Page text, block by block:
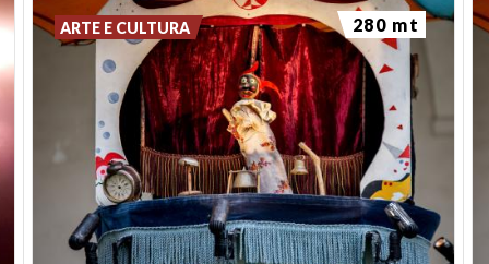
ARTE E CULTURA 280 mt